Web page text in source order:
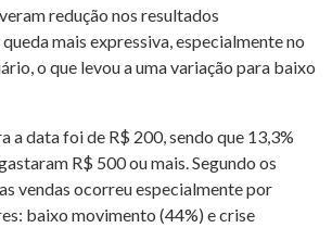
redução nos resultados
mais expressiva, especialmente no
o que levou a uma variação para baixo
a data foi de R$ 200, sendo que 13,3%
R$ 500 ou mais. Segundo os
vendas ocorreu especialmente por
baixo movimento (44%) e crise